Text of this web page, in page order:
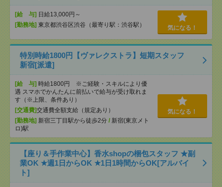
[給 与] 日給13,000円～
[勤務地] 東京都渋谷区渋谷（最寄り駅：渋谷駅） 気になる！
特別時給1800円【ヴァレクストラ】短期スタッフ
新宿[派遣]
[給 与] 時給1800円 ※ご経験・スキルにより優
遇 スマホでかんたんに前払いで給与が受け取れま
す（※上限、条件あり）
[交通費]交通費全額支給（規定あり）
[勤務地] 新宿三丁目駅から徒歩2分 / 新宿(東京メト
ロ)駅
気になる！
【座り＆手作業中心】香水shopの梱包スタッフ ★副
業OK ★週1日からOK ★1日1時間からOK[アルバイ
ト]